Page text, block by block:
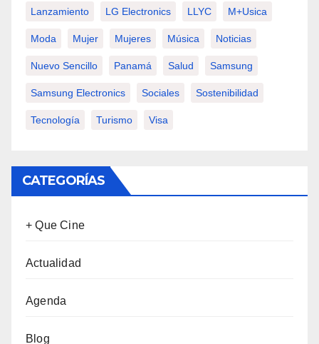
Lanzamiento LG Electronics LLYC M+usica
Moda Mujer Mujeres Música Noticias
Nuevo Sencillo Panamá Salud Samsung
Samsung Electronics Sociales Sostenibilidad
Tecnología Turismo Visa
CATEGORÍAS
+ Que Cine
Actualidad
Agenda
Blog